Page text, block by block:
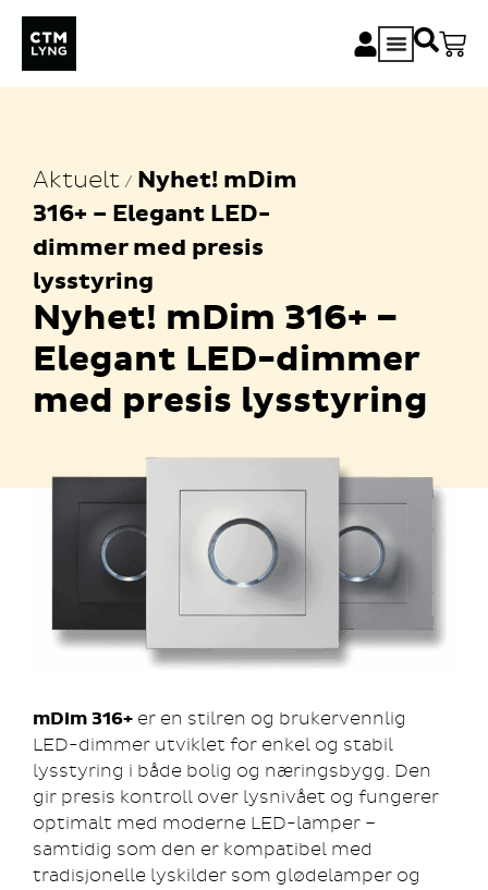
Aktuelt / Nyhet! mDim
316+ – Elegant LED-
dimmer med presis
lysstyring
Nyhet! mDim 316+ –
Elegant LED-dimmer
med presis lysstyring
mDim 316+ er en stilren og brukervennlig
LED-dimmer utviklet for enkel og stabil
lysstyring i både bolig og næringsbygg. Den
gir presis kontroll over lysnivået og fungerer
optimalt med moderne LED-lamper –
samtidig som den er kompatibel med
tradisjonelle lyskilder som glødelamper og